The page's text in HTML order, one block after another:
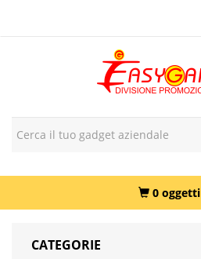
0 oggetti
CATEGORIE